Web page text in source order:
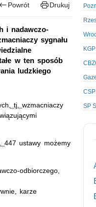
Powrót Drukuj
i nadawczo-
sygnału
w ten sposób
ludzkiego
tj.wzmacniaczy
447 ustawy możemy
odbiorczego,
karze
KGP
SP